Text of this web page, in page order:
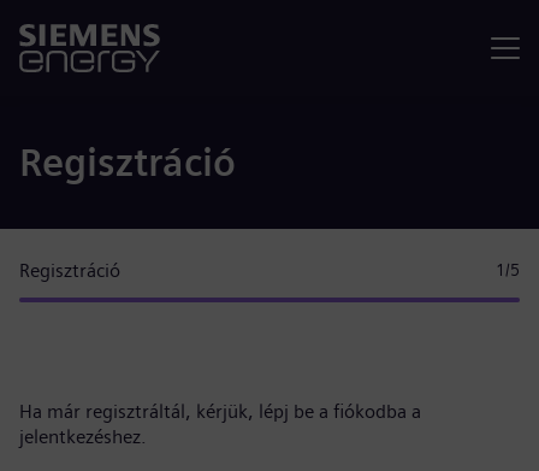
Regisztráció
Regisztráció 1 /5
Ha már regisztráltál, kérjük, lépj be a fiókodba a
jelentkezéshez.